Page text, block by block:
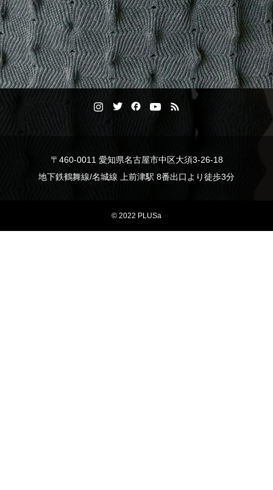
〒460-0011 愛知県名古屋市中区大須3-26-18
地下鉄鶴舞線/名城線 上前津駅 8番出口より徒歩3分
© 2022 PLUSa